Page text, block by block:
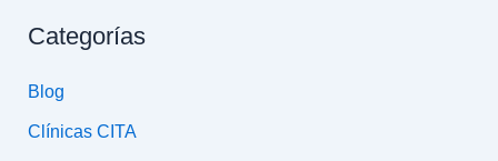
Categorías
Blog
Clínicas CITA